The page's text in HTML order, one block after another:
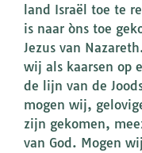
land Israël toe te
is naar òns toe
Jezus van
wij als kaarsen op
de lijn van de
mogen wij,
zijn gekomen,
van God. Mogen